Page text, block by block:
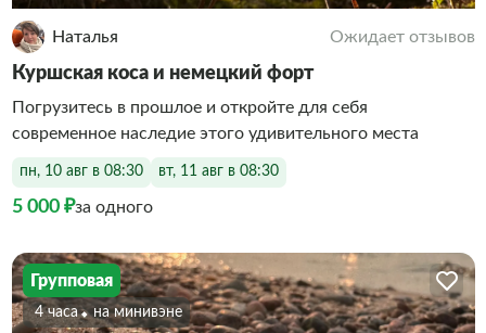
Наталья Ожидает отзывов
Куршская коса и немецкий форт
Погрузитесь в прошлое и откройте для себя
современное наследие этого удивительного места
пн, 10 авг в 08:30 вт, 11 авг в 08:30
5 000 ₽за одного
Групповая
4 часа На минивэне